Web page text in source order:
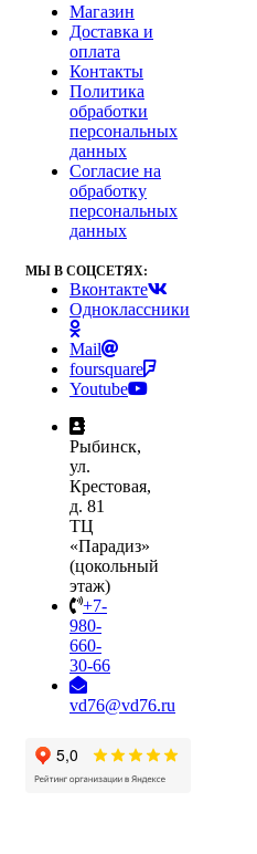
Магазин
Доставка и
оплата
Контакты
Политика
обработки
персональных
данных
Согласие на
обработку
персональных
данных
МЫ В СОЦСЕТЯХ:
Вконтакте
Одноклассники
Mail
foursquare
Youtube
Рыбинск,
ул.
Крестовая,
д. 81
ТЦ
«Парадиз»
(цокольный
этаж)
+7-
980-
660-
30-66
vd76@vd76.ru